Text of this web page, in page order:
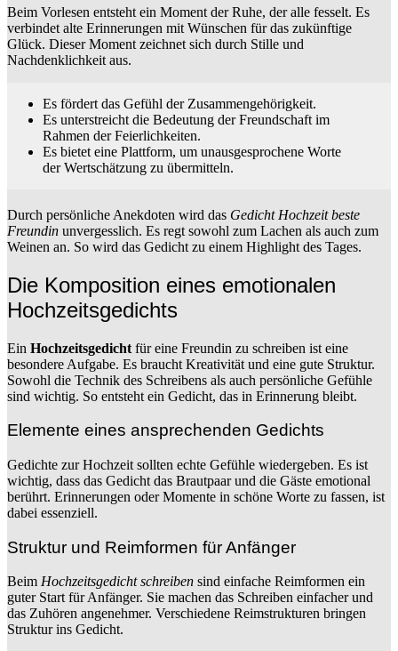
Beim Vorlesen entsteht ein Moment der Ruhe, der alle fesselt. Es
verbindet alte Erinnerungen mit Wünschen für das zukünftige
Glück. Dieser Moment zeichnet sich durch Stille und
Nachdenklichkeit aus.
Es fördert das Gefühl der Zusammengehörigkeit.
Es unterstreicht die Bedeutung der Freundschaft im
Rahmen der Feierlichkeiten.
Es bietet eine Plattform, um unausgesprochene Worte
der Wertschätzung zu übermitteln.
Durch persönliche Anekdoten wird das Gedicht Hochzeit beste
Freundin unvergesslich. Es regt sowohl zum Lachen als auch zum
Weinen an. So wird das Gedicht zu einem Highlight des Tages.
Die Komposition eines emotionalen
Hochzeitsgedichts
Ein Hochzeitsgedicht für eine Freundin zu schreiben ist eine
besondere Aufgabe. Es braucht Kreativität und eine gute Struktur.
Sowohl die Technik des Schreibens als auch persönliche Gefühle
sind wichtig. So entsteht ein Gedicht, das in Erinnerung bleibt.
Elemente eines ansprechenden Gedichts
Gedichte zur Hochzeit sollten echte Gefühle wiedergeben. Es ist
wichtig, dass das Gedicht das Brautpaar und die Gäste emotional
berührt. Erinnerungen oder Momente in schöne Worte zu fassen, ist
dabei essenziell.
Struktur und Reimformen für Anfänger
Beim Hochzeitsgedicht schreiben sind einfache Reimformen ein
guter Start für Anfänger. Sie machen das Schreiben einfacher und
das Zuhören angenehmer. Verschiedene Reimstrukturen bringen
Struktur ins Gedicht.